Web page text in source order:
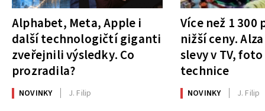
Alphabet, Meta, Apple i
další technologičtí giganti
zveřejnili výsledky. Co
prozradila?
NOVINKY J. Filip
Více než 1
nižší ceny.
slevy v TV,
technice
NOVINKY J. Filip